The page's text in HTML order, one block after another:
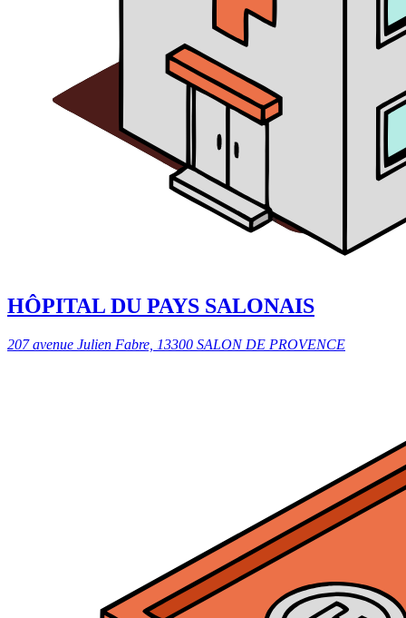
HÔPITAL DU PAYS SALONAIS
207 avenue Julien Fabre, 13300 SALON DE PROVENCE